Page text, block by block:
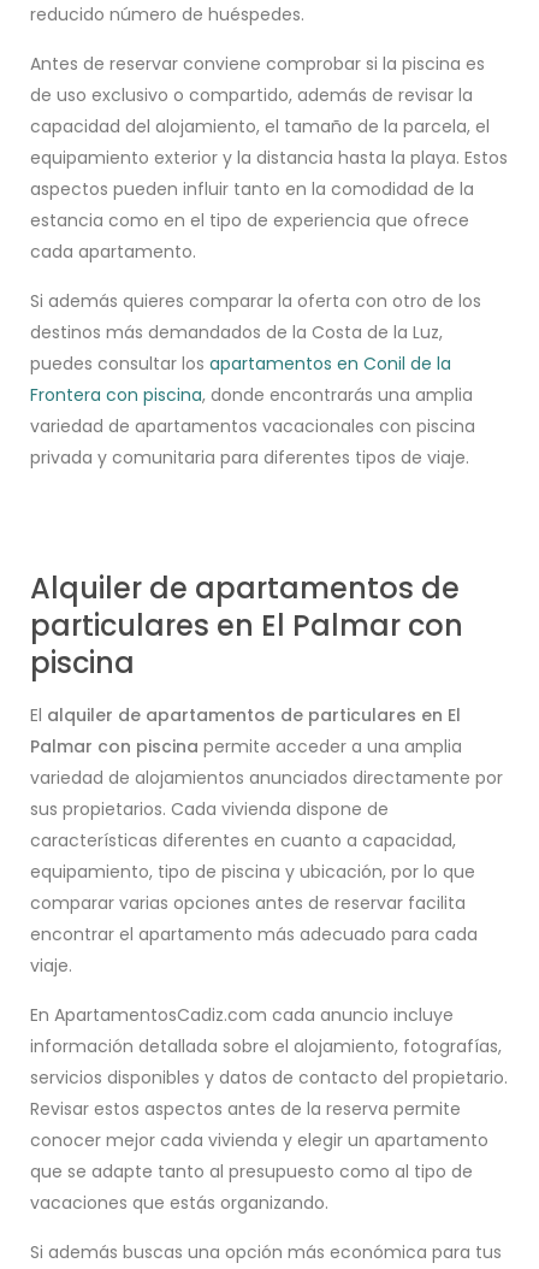
reducido número de huéspedes.
Antes de reservar conviene comprobar si la piscina es
de uso exclusivo o compartido, además de revisar la
capacidad del alojamiento, el tamaño de la parcela, el
equipamiento exterior y la distancia hasta la playa. Estos
aspectos pueden influir tanto en la comodidad de la
estancia como en el tipo de experiencia que ofrece
cada apartamento.
Si además quieres comparar la oferta con otro de los
destinos más demandados de la Costa de la Luz,
puedes consultar losapartamentos en Conil de la
Frontera con piscina, donde encontrarás una amplia
variedad de apartamentos vacacionales con piscina
privada y comunitaria para diferentes tipos de viaje.
Alquiler de apartamentos de
particulares en El Palmar con
piscina
El alquiler de apartamentos de particulares en El
Palmar con piscina permite acceder a una amplia
variedad de alojamientos anunciados directamente por
sus propietarios. Cada vivienda dispone de
características diferentes en cuanto a capacidad,
equipamiento, tipo de piscina y ubicación, por lo que
comparar varias opciones antes de reservar facilita
encontrar el apartamento más adecuado para cada
viaje.
En ApartamentosCadiz.com cada anuncio incluye
información detallada sobre el alojamiento, fotografías,
servicios disponibles y datos de contacto del propietario.
Revisar estos aspectos antes de la reserva permite
conocer mejor cada vivienda y elegir un apartamento
que se adapte tanto al presupuesto como al tipo de
vacaciones que estás organizando.
Si además buscas una opción más económica para tus